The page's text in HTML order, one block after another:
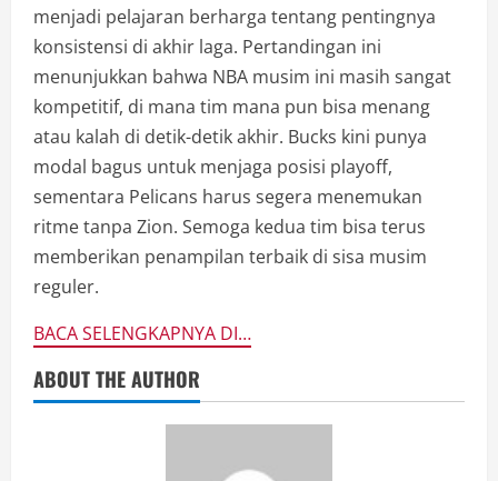
menjadi pelajaran berharga tentang pentingnya
konsistensi di akhir laga. Pertandingan ini
menunjukkan bahwa NBA musim ini masih sangat
kompetitif, di mana tim mana pun bisa menang
atau kalah di detik-detik akhir. Bucks kini punya
modal bagus untuk menjaga posisi playoff,
sementara Pelicans harus segera menemukan
ritme tanpa Zion. Semoga kedua tim bisa terus
memberikan penampilan terbaik di sisa musim
reguler.
BACA SELENGKAPNYA DI…
ABOUT THE AUTHOR